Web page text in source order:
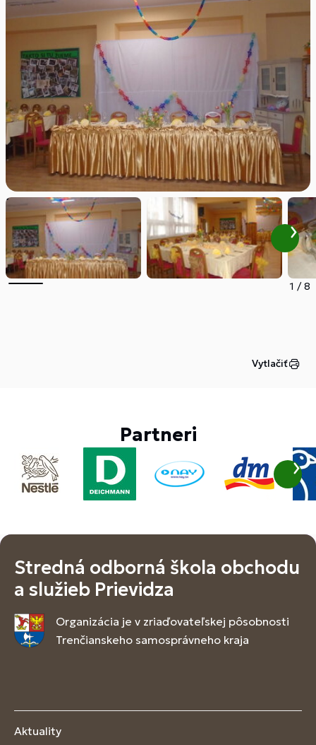
1 /8
Vytlačiť
Partneri
Stredná odborná škola obchodu
a služieb Prievidza
Organizácia je v zriaďovateľskej pôsobnosti
Trenčianskeho samosprávneho kraja
Aktuality